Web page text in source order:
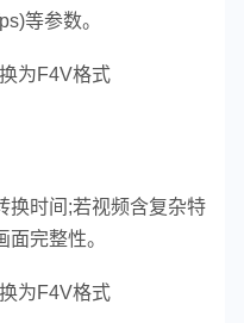
等参数。
换时间;若视频含复杂特
完整性。